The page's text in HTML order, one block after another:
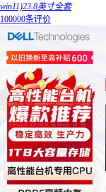
win11)23.8英寸全套
100000条评价